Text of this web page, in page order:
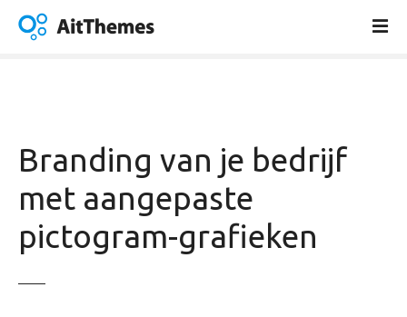
Branding van je bedrijf
met aangepaste
pictogram-grafieken